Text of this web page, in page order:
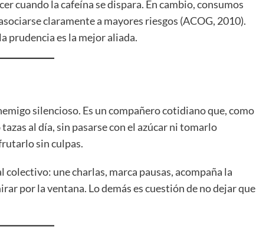
cuando la cafeína se dispara. En cambio, consumos
claramente a mayores riesgos (ACOG, 2010).
prudencia es la mejor aliada.
silencioso. Es un compañero cotidiano que, como
al día, sin pasarse con el azúcar ni tomarlo
sin culpas.
une charlas, marca pausas, acompaña la
por la ventana. Lo demás es cuestión de no dejar que